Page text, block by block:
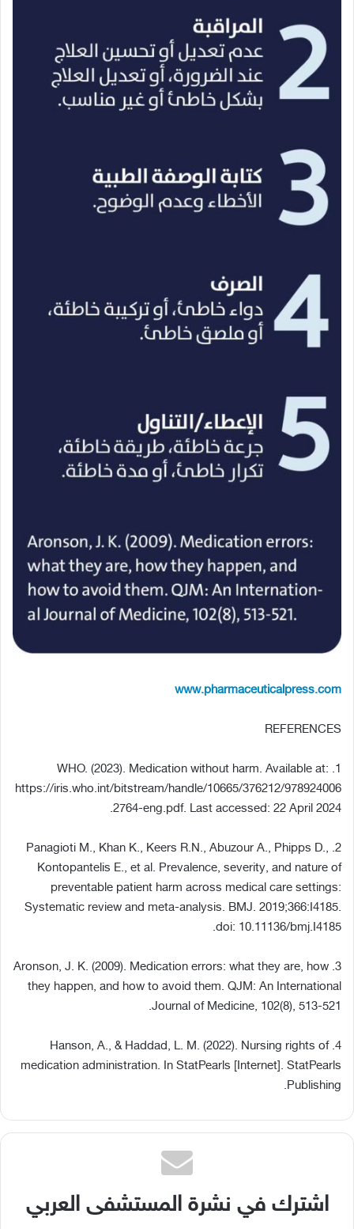
www.pharmaceuticalpress.com
REFERENCES
1. WHO. (2023). Medication without harm. Available at:
https://iris.who.int/bitstream/handle/10665/376212/978924006
2764-eng.pdf. Last accessed: 22 April 2024.
2. Panagioti M., Khan K., Keers R.N., Abuzour A., Phipps D.,
Kontopantelis E., et al. Prevalence, severity, and nature of
preventable patient harm across medical care settings:
Systematic review and meta-analysis. BMJ. 2019;366:I4185.
doi: 10.11136/bmj.I4185.
3. Aronson, J. K. (2009). Medication errors: what they are, how
they happen, and how to avoid them. QJM: An International
Journal of Medicine, 102(8), 513-521.
4. Hanson, A., & Haddad, L. M. (2022). Nursing rights of
medication administration. In StatPearls [Internet]. StatPearls
Publishing.
اشترك في نشرة المستشفى العربي